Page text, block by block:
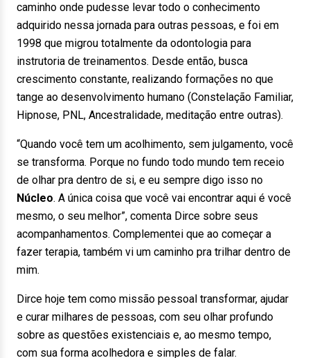
caminho onde pudesse levar todo o conhecimento
adquirido nessa jornada para outras pessoas, e foi em
1998 que migrou totalmente da odontologia para
instrutoria de treinamentos. Desde então, busca
crescimento constante, realizando formações no que
tange ao desenvolvimento humano (Constelação Familiar,
Hipnose, PNL, Ancestralidade, meditação entre outras).
“Quando você tem um acolhimento, sem julgamento, você
se transforma. Porque no fundo todo mundo tem receio
de olhar pra dentro de si, e eu sempre digo isso no
Núcleo. A única coisa que você vai encontrar aqui é você
mesmo, o seu melhor”, comenta Dirce sobre seus
acompanhamentos. Complementei que ao começar a
fazer terapia, também vi um caminho pra trilhar dentro de
mim.
Dirce hoje tem como missão pessoal transformar, ajudar
e curar milhares de pessoas, com seu olhar profundo
sobre as questões existenciais e, ao mesmo tempo,
com sua forma acolhedora e simples de falar.